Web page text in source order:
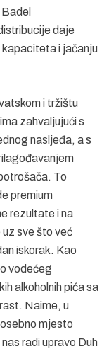
daje
kapaciteta i jačanju
i tržištu
zahvaljujući s
nasljeđa, a s
To
premium
rezultate i na
sve što već
iskorak. Kao
vodećeg
alkoholnih pića sa
Naime, u
mjesto
radi upravo Duh